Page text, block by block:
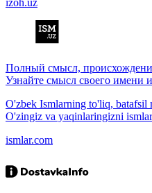
izoh.uz
Полный смысл,
Узнайте смысл своего имени
O'zbek Ismlarning to'liq, batafsil
O'zingiz va yaqinlaringizni
ismlar.com